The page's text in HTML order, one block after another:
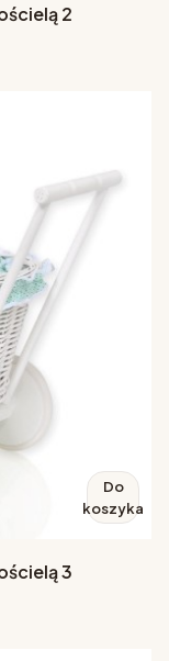
2
Do
koszyka
3